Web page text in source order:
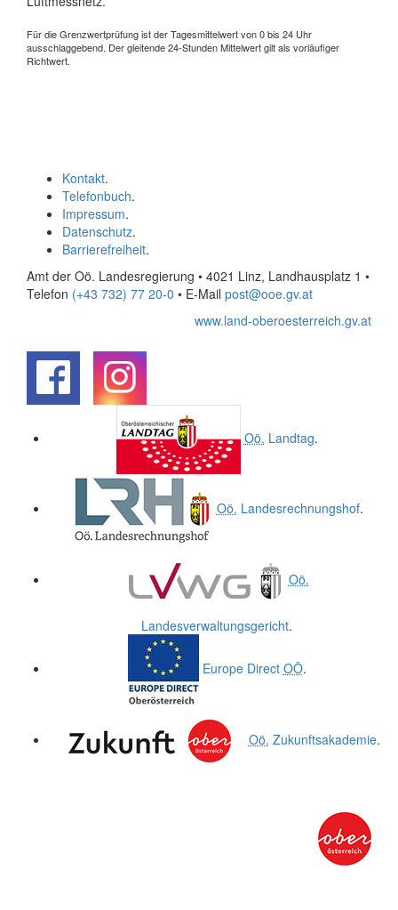
Für die Grenzwertprüfung ist der Tagesmittelwert von 0 bis 24 Uhr
ausschlaggebend. Der gleitende 24-Stunden Mittelwert gilt als vorläufiger
Richtwert.
Kontakt.
Telefonbuch.
Impressum.
Datenschutz.
Barrierefreiheit.
Amt der Oö. Landesregierung • 4021 Linz, Landhausplatz 1 •
Telefon (+43 732) 77 20-0 • E-Mail post@ooe.gv.at
www.land-oberoesterreich.gv.at
Oö. Landtag.
Oö. Landesrechnungshof.
Oö.
Landesverwaltungsgericht.
Europe Direct OÖ.
Oö. Zukunftsakademie.